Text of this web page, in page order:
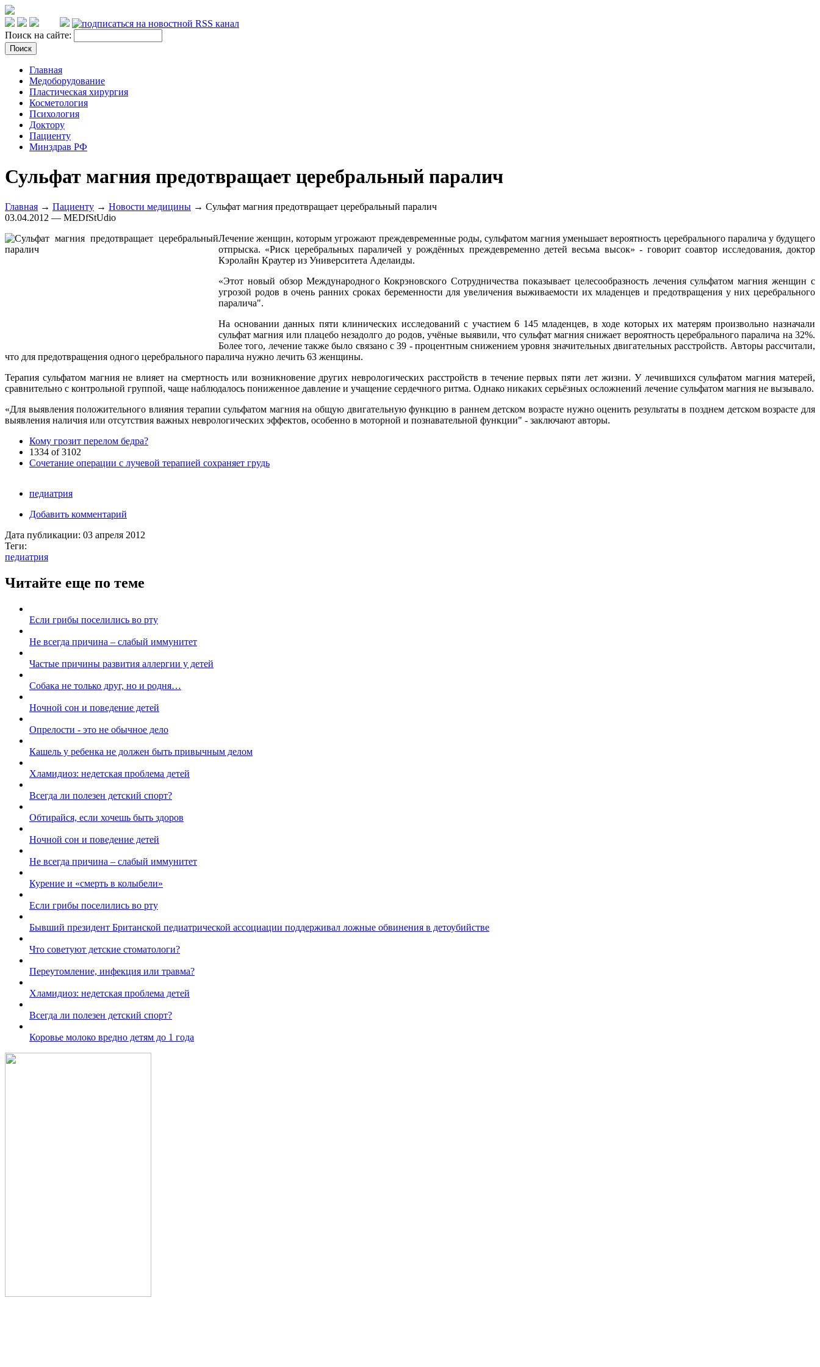
Поиск на сайте:
Главная
Медоборудование
Пластическая хирургия
Косметология
Психология
Доктору
Пациенту
Минздрав РФ
Сульфат магния предотвращает церебральный паралич
Главная → Пациенту → Новости медицины → Сульфат магния предотвращает церебральный паралич
03.04.2012 — MEDfStUdio
Лечение женщин, которым угрожают преждевременные роды, сульфатом магния уменьшает вероятность церебрального паралича у будущего
отпрыска. «Риск церебральных параличей у рождённых преждевременно детей весьма высок» - говорит соавтор исследования, доктор
Кэролайн Краутер из Университета Аделаиды.
«Этот новый обзор Международного Кокрэновского Сотрудничества показывает целесообразность лечения сульфатом магния женщин с
угрозой родов в очень ранних сроках беременности для увеличения выживаемости их младенцев и предотвращения у них церебрального
паралича".
На основании данных пяти клинических исследований с участием 6 145 младенцев, в ходе которых их матерям произвольно назначали
сульфат магния или плацебо незадолго до родов, учёные выявили, что сульфат магния снижает вероятность церебрального паралича на 32%.
Более того, лечение также было связано с 39 - процентным снижением уровня значительных двигательных расстройств. Авторы рассчитали,
что для предотвращения одного церебрального паралича нужно лечить 63 женщины.
Терапия сульфатом магния не влияет на смертность или возникновение других неврологических расстройств в течение первых пяти лет жизни. У лечившихся сульфатом магния матерей,
сравнительно с контрольной группой, чаще наблюдалось пониженное давление и учащение сердечного ритма. Однако никаких серьёзных осложнений лечение сульфатом магния не вызывало.
«Для выявления положительного влияния терапии сульфатом магния на общую двигательную функцию в раннем детском возрасте нужно оценить результаты в позднем детском возрасте для
выявления наличия или отсутствия важных неврологических эффектов, особенно в моторной и познавательной функции" - заключают авторы.
Кому грозит перелом бедра?
1334 of 3102
Сочетание операции с лучевой терапией сохраняет грудь
педиатрия
Добавить комментарий
Дата публикации: 03 апреля 2012
Теги:
педиатрия
Читайте еще по теме
Если грибы поселились во рту
Не всегда причина – слабый иммунитет
Частые причины развития аллергии у детей
Собака не только друг, но и родня…
Ночной сон и поведение детей
Опрелости - это не обычное дело
Кашель у ребенка не должен быть привычным делом
Хламидиоз: недетская проблема детей
Всегда ли полезен детский спорт?
Обтирайся, если хочешь быть здоров
Ночной сон и поведение детей
Не всегда причина – слабый иммунитет
Курение и «смерть в колыбели»
Если грибы поселились во рту
Бывший президент Британской педиатрической ассоциации поддерживал ложные обвинения в детоубийстве
Что советуют детские стоматологи?
Переутомление, инфекция или травма?
Хламидиоз: недетская проблема детей
Всегда ли полезен детский спорт?
Коровье молоко вредно детям до 1 года